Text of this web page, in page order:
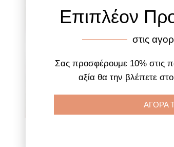
Επιπλέον
στις
Σας προσφέρουμε 10% στις
αξία θα την βλέπετε
ΑΓΟΡΑ